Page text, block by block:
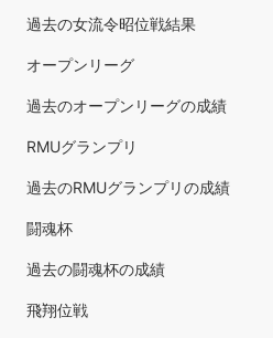
過去の女流令昭位戦結果
オープンリーグ
過去のオープンリーグの成績
RMUグランプリ
過去のRMUグランプリの成績
闘魂杯
過去の闘魂杯の成績
飛翔位戦